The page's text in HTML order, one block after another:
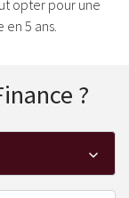
opter pour une
5 ans.
?